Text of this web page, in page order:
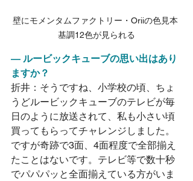
壁にモメンタムファクトリー・Oriiの色見本
基調12色が見られる
― ルービックキューブの思い出はあり
ますか？
折井：そうですね、小学校の頃、ちょ
うどルービックキューブのテレビが毎
日のように放送されて、私も小さい頃
買ってもらってチャレンジしました。
ですが奇跡で3面、4面程度で全部揃え
たことはないです。テレビ等で数十秒
でパパパッと全面揃えている方がいま